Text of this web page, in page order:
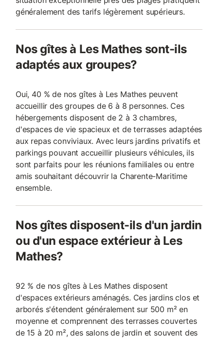
généralement des tarifs légèrement supérieurs.
Nos gîtes à Les Mathes sont-ils
adaptés aux groupes?
Oui, 40 % de nos gîtes à Les Mathes peuvent
accueillir des groupes de 6 à 8 personnes. Ces
hébergements disposent de 2 à 3 chambres,
d'espaces de vie spacieux et de terrasses adaptées
aux repas conviviaux. Avec leurs jardins privatifs et
parkings pouvant accueillir plusieurs véhicules, ils
sont parfaits pour les réunions familiales ou entre
amis souhaitant découvrir la Charente-Maritime
ensemble.
Nos gîtes disposent-ils d'un jardin
ou d'un espace extérieur à Les
Mathes?
92 % de nos gîtes à Les Mathes disposent
d'espaces extérieurs aménagés. Ces jardins clos et
arborés s'étendent généralement sur 500 m² en
moyenne et comprennent des terrasses couvertes
de 15 à 20 m², des salons de jardin et souvent des